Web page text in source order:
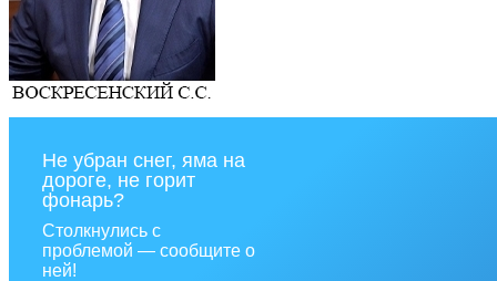
Не убран снег, яма на
дороге, не горит
фонарь?
Столкнулись с
проблемой — сообщите о
ней!